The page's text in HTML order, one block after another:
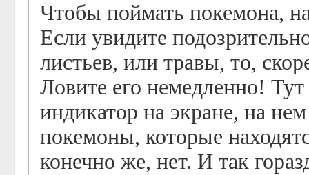
Чтобы поймать покемона,
Если увидите
листьев, или травы, то,
Ловите его немедленно!
индикатор на экране, на
покемоны, которые
конечно же, нет. И так